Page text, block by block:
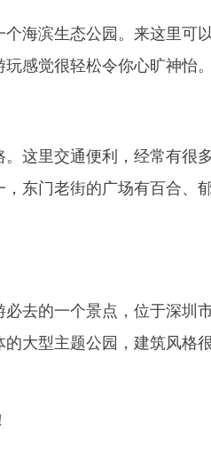
海滨生态公园。来这里可
感觉很轻松令你心旷神怡。
这里交通便利，经常有很
东门老街的广场有百合、
去的一个景点，位于深圳
大型主题公园，建筑风格